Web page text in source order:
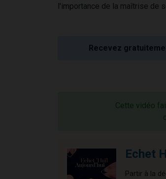
l'importance de la maîtrise de
Recevez
Cette vidéo
Echet
Partir à la